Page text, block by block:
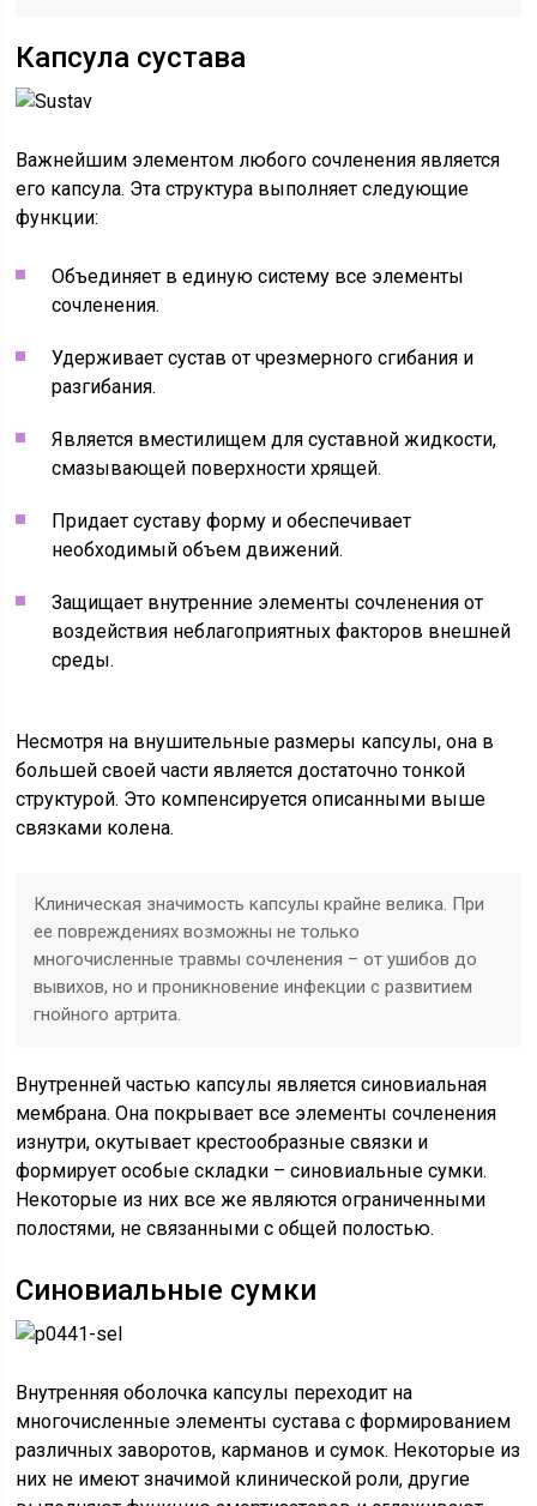
Капсула сустава
Важнейшим элементом любого сочленения является
его капсула. Эта структура выполняет следующие
функции:
Объединяет в единую систему все элементы
сочленения.
Удерживает сустав от чрезмерного сгибания и
разгибания.
Является вместилищем для суставной жидкости,
смазывающей поверхности хрящей.
Придает суставу форму и обеспечивает
необходимый объем движений.
Защищает внутренние элементы сочленения от
воздействия неблагоприятных факторов внешней
среды.
Несмотря на внушительные размеры капсулы, она в
большей своей части является достаточно тонкой
структурой. Это компенсируется описанными выше
связками колена.
Клиническая значимость капсулы крайне велика. При
ее повреждениях возможны не только
многочисленные травмы сочленения – от ушибов до
вывихов, но и проникновение инфекции с развитием
гнойного артрита.
Внутренней частью капсулы является синовиальная
мембрана. Она покрывает все элементы сочленения
изнутри, окутывает крестообразные связки и
формирует особые складки – синовиальные сумки.
Некоторые из них все же являются ограниченными
полостями, не связанными с общей полостью.
Синовиальные сумки
Внутренняя оболочка капсулы переходит на
многочисленные элементы сустава с формированием
различных заворотов, карманов и сумок. Некоторые из
них не имеют значимой клинической роли, другие